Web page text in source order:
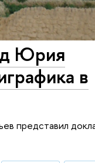
Юрия
в
представил